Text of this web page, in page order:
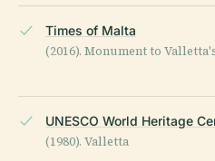
Times of Malta
(2016). Monument to
UNESCO World Heritage
(1980). Valletta